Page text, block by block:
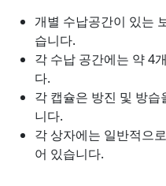
개별 수납공간이 있는
습니다.
각 수납 공간에는 약 4
다.
각 캡슐은 방진 및 방
니다.
각 상자에는 일반적으
어 있습니다.